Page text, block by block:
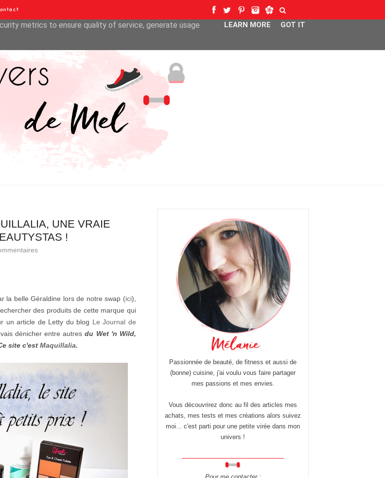
UNE VRAIE
!
la belle Géraldine lors de notre swap (ici),
des produits de cette marque qui
un article de Letty du blog Le Journal de
dénicher entre autresdu Wet 'n Wild,
site c'est Maquillalia.
Passionnée de beauté, de fitness et aussi de
(bonne) cuisine, j'ai voulu vous faire partager
mes passions et mes envies.
Vous découvrirez donc au fil des articles mes
achats, mes tests et mes créations alors suivez
moi... c'est parti pour une petite virée dans mon
univers !
and to analyze traffic. Your IP address and user-agent
metrics to ensure quality of service, generate usage
LEARN MORE GOT IT